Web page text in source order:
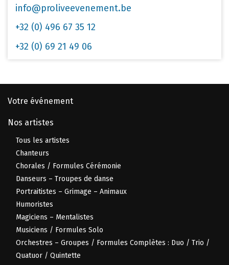
info@proliveevenement.be
+32 (0) 496 67 35 12
+32 (0) 69 21 49 06
Votre événement
Nos artistes
Tous les artistes
Chanteurs
Chorales / Formules Cérémonie
Danseurs – Troupes de danse
Portraitistes – Grimage – Animaux
Humoristes
Magiciens – Mentalistes
Musiciens / Formules Solo
Orchestres – Groupes / Formules Complètes : Duo / Trio /
Quatuor / Quintette